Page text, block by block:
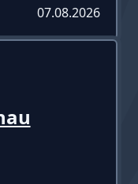
07.08.2026